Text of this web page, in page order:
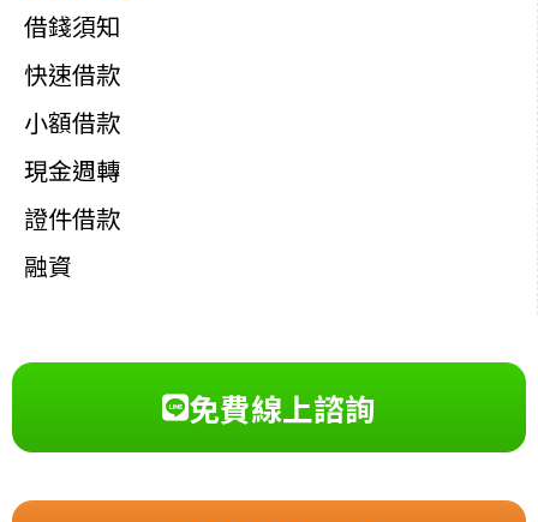
借錢須知
快速借款
小額借款
現金週轉
證件借款
融資
免費線上諮詢